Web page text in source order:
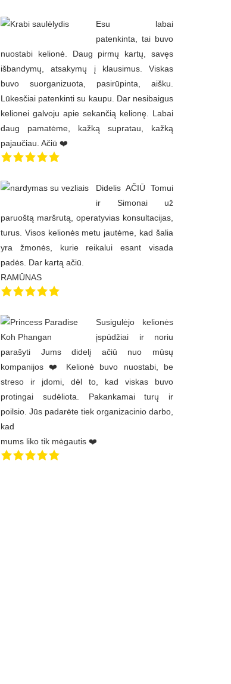
Esu labai
patenkinta, tai buvo
nuostabi kelionė. Daug pirmų kartų, savęs
išbandymų, atsakymų į klausimus. Viskas
buvo suorganizuota, pasirūpinta, aišku.
Lūkesčiai patenkinti su kaupu. Dar nesibaigus
kelionei galvoju apie sekančią kelionę. Labai
daug pamatėme, kažką supratau, kažką
pajaučiau. Ačiū ❤️
Didelis AČIŪ Tomui
ir Simonai už
paruoštą maršrutą, operatyvias konsultacijas,
turus. Visos kelionės metu jautėme, kad šalia
yra žmonės, kurie reikalui esant visada
padės. Dar kartą ačiū.
RAMŪNAS
Susigulėjo kelionės
įspūdžiai ir noriu
parašyti Jums didelį ačiū nuo mūsų
kompanijos ❤️ Kelionė buvo nuostabi, be
streso ir jdomi, dėl to, kad viskas buvo
protingai sudėliota. Pakankamai turų ir
poilsio. Jūs padarėte tiek organizacinio darbo,
kad
mums liko tik mėgautis ❤️